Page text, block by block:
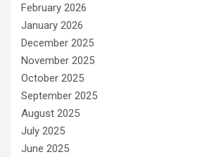
February 2026
January 2026
December 2025
November 2025
October 2025
September 2025
August 2025
July 2025
June 2025